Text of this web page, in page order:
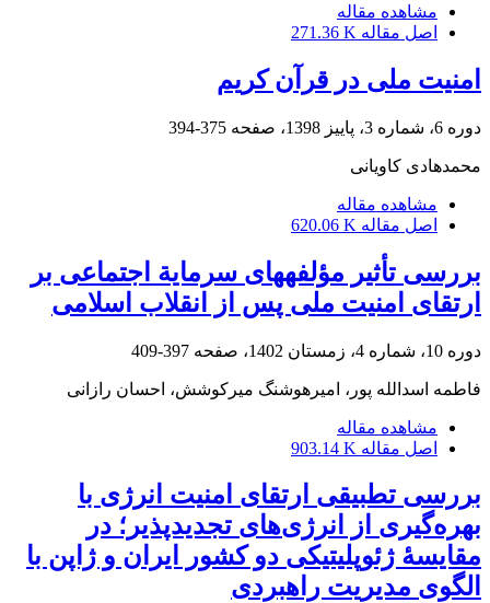
مشاهده مقاله
اصل مقاله 271.36 K
امنیت ملی در قرآن کریم
دوره 6، شماره 3، پاییز 1398، صفحه 375-394
محمدهادی کاویانی
مشاهده مقاله
اصل مقاله 620.06 K
بررسی تأثیر مؤلفه‏های سرمایة اجتماعی بر
ارتقای امنیت ملی پس از انقلاب اسلامی
دوره 10، شماره 4، زمستان 1402، صفحه 397-409
فاطمه اسدالله پور، امیرهوشنگ میرکوشش، احسان رازانی
مشاهده مقاله
اصل مقاله 903.14 K
بررسی تطبیقی ارتقای امنیت انرژی با
بهره‌گیری از انرژی‌های تجدیدپذیر؛ در
مقایسۀ ژئوپلیتیکی دو کشور ایران و ژاپن با
الگوی مدیریت راهبردی